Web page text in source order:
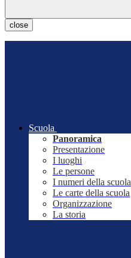
close
Scuola
Panoramica
Presentazione
I luoghi
Le persone
I numeri della scuola
Le carte della scuola
Organizzazione
La storia